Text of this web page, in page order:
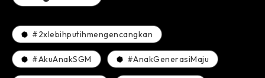
#2xlebihputihmengencangkan
#AkuAnakSGM #AnakGenerasiMaju